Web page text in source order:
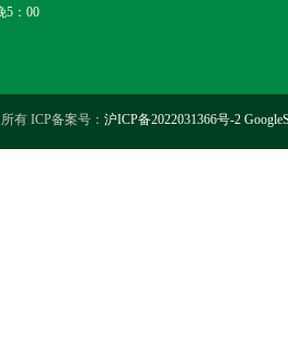
5：00
有 ICP备案号： 沪ICP备2022031366号-2